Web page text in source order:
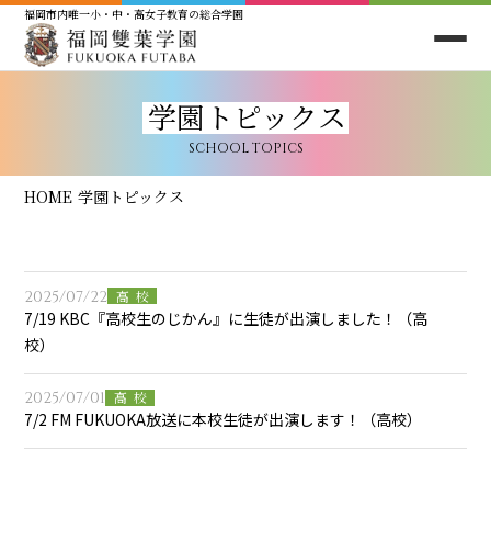
福岡市内唯一小・中・高女子教育の総合学園
学園トピックス
SCHOOL TOPICS
HOME 学園トピックス
2025/07/22 高校
7/19 KBC『高校生のじかん』に生徒が出演しました！（高
校）
2025/07/01 高校
7/2 FM FUKUOKA放送に本校生徒が出演します！（高校）